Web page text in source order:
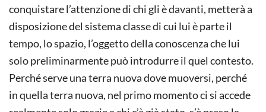
conquistare l’attenzione di chi gli è davanti, metterà a
disposizione del sistema classe di cui lui è parte il
tempo, lo spazio, l’oggetto della conoscenza che lui
solo preliminarmente può introdurre il quel contesto.
Perché serve una terra nuova dove muoversi, perché
in quella terra nuova, nel primo momento ci si accede